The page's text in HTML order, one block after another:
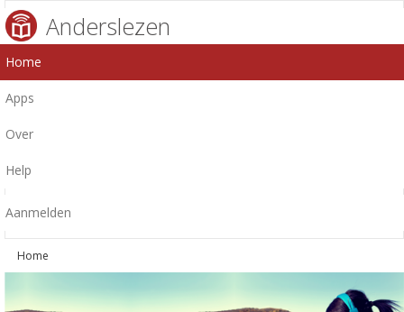
Anderslezen
Home
Apps
Over
Help
Aanmelden
Home